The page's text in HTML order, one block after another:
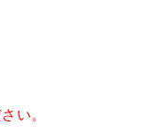
い。